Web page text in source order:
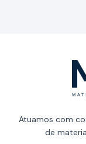
Atuamos com
de